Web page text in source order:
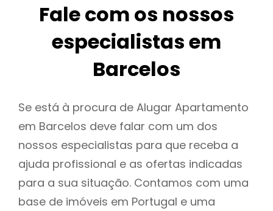
Fale com os nossos
especialistas em
Barcelos
Se está à procura de Alugar Apartamento
em Barcelos deve falar com um dos
nossos especialistas para que receba a
ajuda profissional e as ofertas indicadas
para a sua situação. Contamos com uma
base de imóveis em Portugal e uma